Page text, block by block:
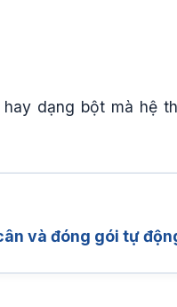
dạng bột mà hệ
và đóng gói tự